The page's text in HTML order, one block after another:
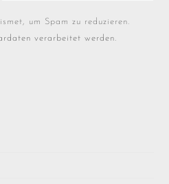
um Spam zu reduzieren.
verarbeitet werden.